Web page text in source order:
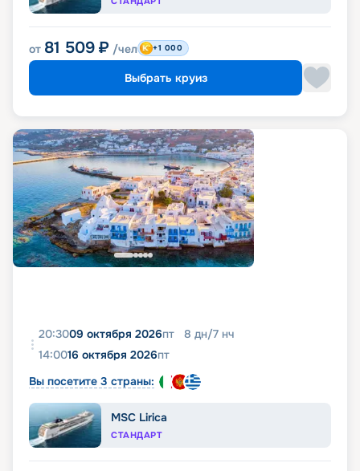
от 81 509 ₽ /чел +1 000
Выбрать круиз
20:3009 октября 2026пт 8 дн/7 нч
14:0016 октября 2026пт
Вы посетите 3 страны:
MSC Lirica
СТАНДАРТ